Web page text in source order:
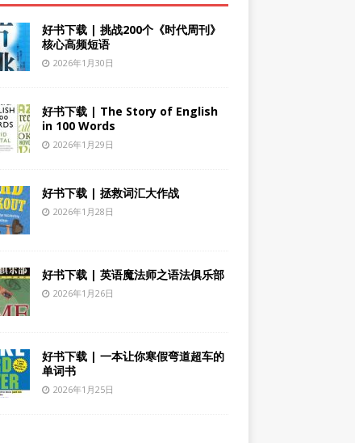
好书下载 | 挑战200个《时代周刊》
核心高频短语
2026年1月30日
好书下载 | The Story of English
in 100 Words
2026年1月29日
好书下载 | 拯救词汇大作战
2026年1月28日
好书下载 | 英语魔法师之语法俱乐部
2026年1月26日
好书下载 | 一本让你寒假弯道超车的
单词书
2026年1月25日